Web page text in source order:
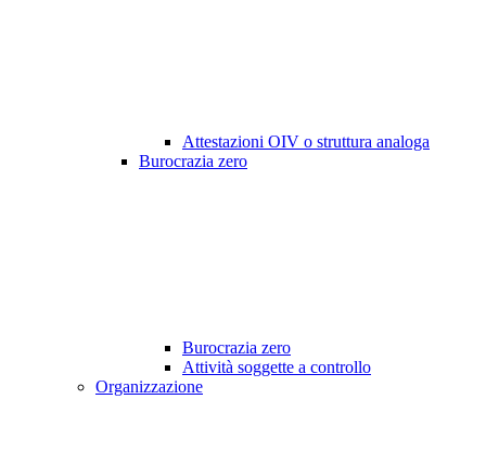
Attestazioni OIV o struttura analoga
Burocrazia zero
Burocrazia zero
Attività soggette a controllo
Organizzazione